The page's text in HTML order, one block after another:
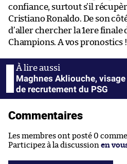
confiance, surtout s’il
Cristiano Ronaldo. De son
d’aller chercher la 1ere finale
Champions. A vos pronostics !
Maghnes Akliouche,
de recrutement du PSG
Commentaires
Les membres ont posté 0
Participez à la discussion en